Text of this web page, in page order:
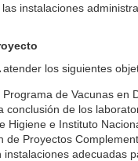
instalaciones
atender los siguientes
Programa de Vacunas en
conclusión de los
Higiene e Instituto
de Proyectos
instalaciones adecuadas